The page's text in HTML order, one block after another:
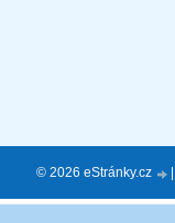
© 2026 eStránky.cz